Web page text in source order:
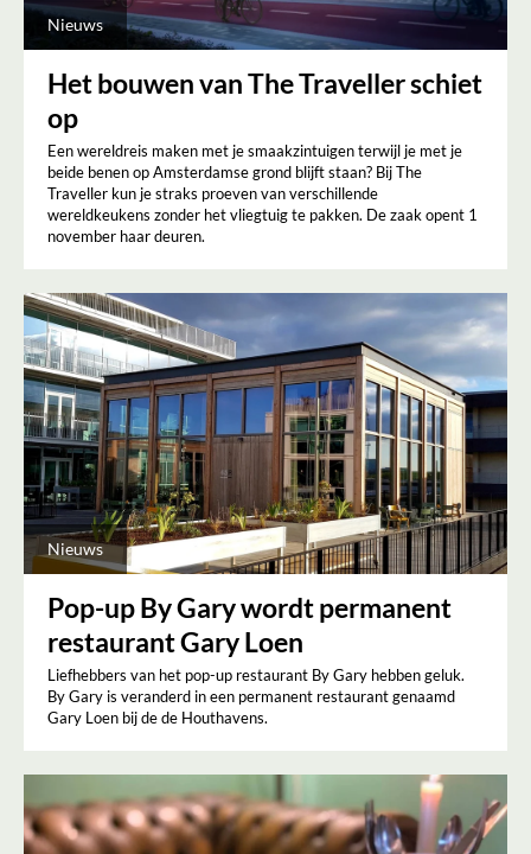
Nieuws
Het bouwen van The Traveller schiet
op
Een wereldreis maken met je smaakzintuigen terwijl je met je
beide benen op Amsterdamse grond blijft staan? Bij The
Traveller kun je straks proeven van verschillende
wereldkeukens zonder het vliegtuig te pakken. De zaak opent 1
november haar deuren.
Nieuws
Pop-up By Gary wordt permanent
restaurant Gary Loen
Liefhebbers van het pop-up restaurant By Gary hebben geluk.
By Gary is veranderd in een permanent restaurant genaamd
Gary Loen bij de de Houthavens.